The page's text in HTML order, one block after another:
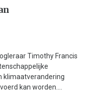
Timothy Francis
klimaatverandering
kan worden....